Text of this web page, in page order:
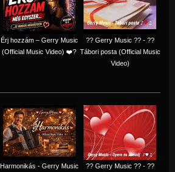
Érj hozzám – Gerry Music
(Official Music Video) ❤️?
?? Gerry Music ?? - ??
Tábori posta (Official Music
Video)
Harmonikás - Gerry Music
?? Gerry Music ?? - ??